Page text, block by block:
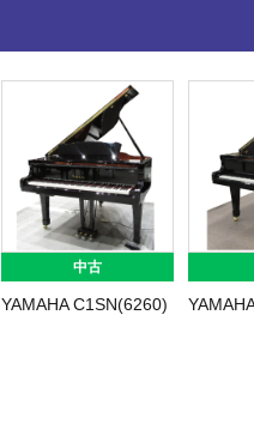
中古
YAMAHA C1SN(6260)